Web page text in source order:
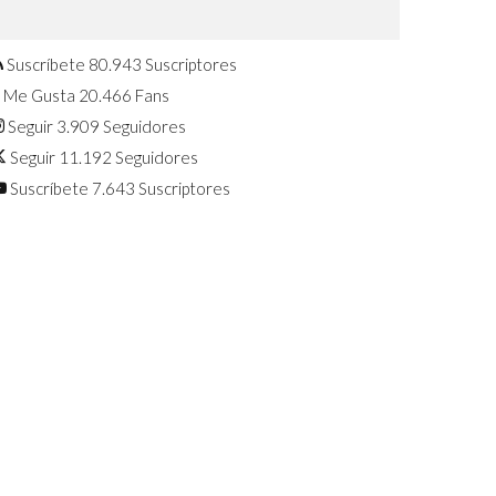
agosto
Suscríbete 80.943 Suscriptores
Me Gusta 20.466 Fans
Seguir 3.909 Seguidores
Seguir 11.192 Seguidores
Suscríbete 7.643 Suscriptores